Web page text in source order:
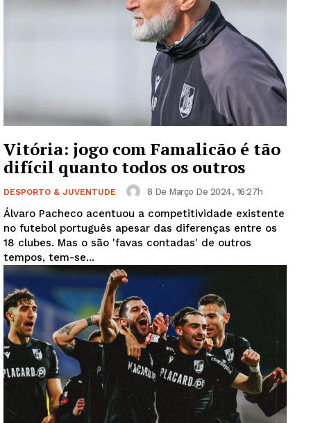
Guimarães, agora!
Vitória: jogo com Famalicão é tão
difícil quanto todos os outros
DESPORTO & JUVENTUDE 8 De Março De 2024, 16:27h
Álvaro Pacheco acentuou a competitividade existente
no futebol português apesar das diferenças entre os
18 clubes. Mas o são 'favas contadas' de outros
tempos, tem-se...